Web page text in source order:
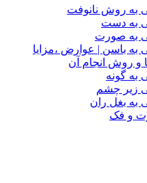
به روش نانوفت
به دست
به صورت
به باسن | عوارض ،مزایا
و روش انجام آن
به گونه
زیر چشم
به بغل ران
و فک